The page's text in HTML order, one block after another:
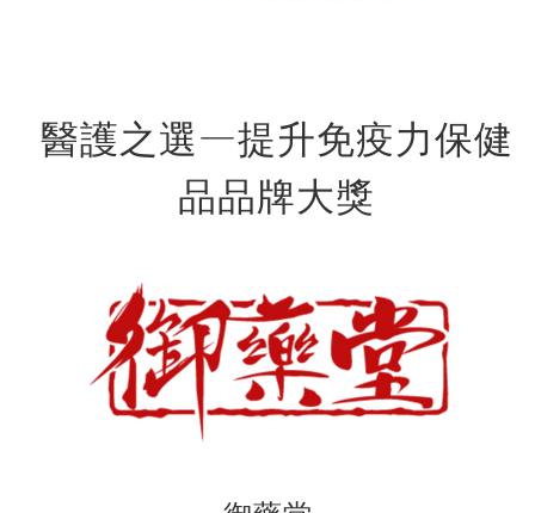
醫護之選—提升免疫力保健
品品牌大獎